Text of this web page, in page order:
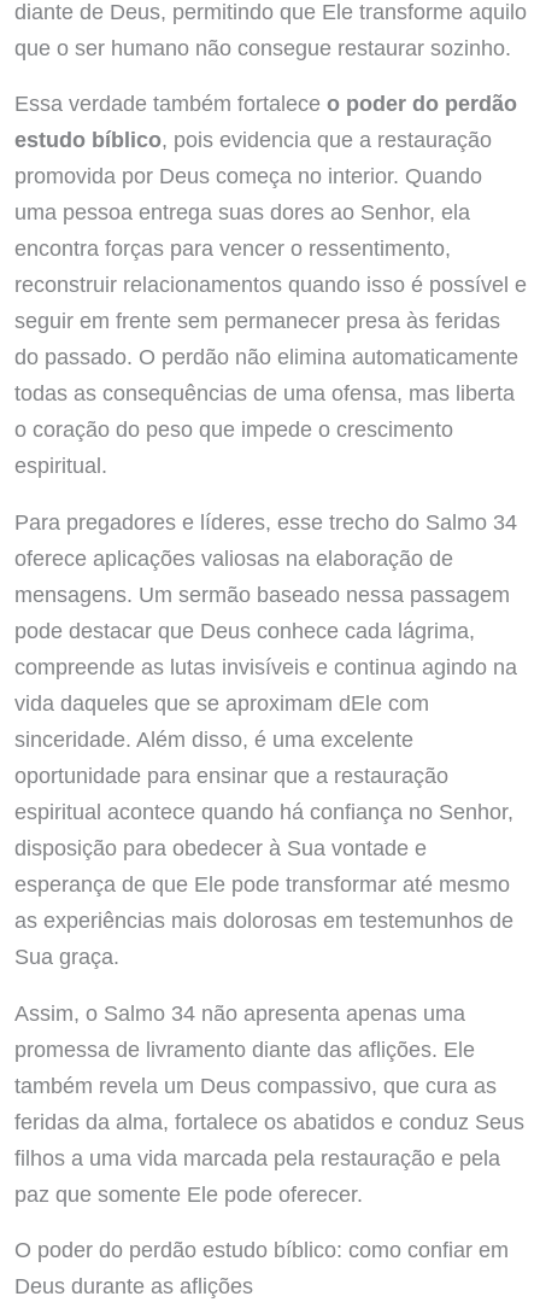
diante de Deus, permitindo que Ele transforme aquilo
que o ser humano não consegue restaurar sozinho.
Essa verdade também fortalece o poder do perdão
estudo bíblico, pois evidencia que a restauração
promovida por Deus começa no interior. Quando
uma pessoa entrega suas dores ao Senhor, ela
encontra forças para vencer o ressentimento,
reconstruir relacionamentos quando isso é possível e
seguir em frente sem permanecer presa às feridas
do passado. O perdão não elimina automaticamente
todas as consequências de uma ofensa, mas liberta
o coração do peso que impede o crescimento
espiritual.
Para pregadores e líderes, esse trecho do Salmo 34
oferece aplicações valiosas na elaboração de
mensagens. Um sermão baseado nessa passagem
pode destacar que Deus conhece cada lágrima,
compreende as lutas invisíveis e continua agindo na
vida daqueles que se aproximam dEle com
sinceridade. Além disso, é uma excelente
oportunidade para ensinar que a restauração
espiritual acontece quando há confiança no Senhor,
disposição para obedecer à Sua vontade e
esperança de que Ele pode transformar até mesmo
as experiências mais dolorosas em testemunhos de
Sua graça.
Assim, o Salmo 34 não apresenta apenas uma
promessa de livramento diante das aflições. Ele
também revela um Deus compassivo, que cura as
feridas da alma, fortalece os abatidos e conduz Seus
filhos a uma vida marcada pela restauração e pela
paz que somente Ele pode oferecer.
O poder do perdão estudo bíblico: como confiar em
Deus durante as aflições